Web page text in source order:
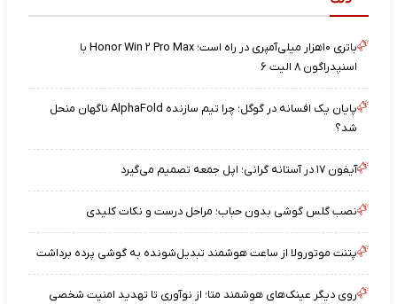
باتری ۱۰هزار میلی‌آمپری در راه است؛ Honor Win ۲ Pro Max با
اسنپدراگون ۸ الیت ۶
پایان یک افسانه در گوگل؛ چرا تیم سازنده AlphaFold ناگهان منحل
شد؟
آیفون ۱۷ در آستانه گرانی؛ اپل جمعه تصمیم می‌گیرد
نصب گلس گوشی بدون حباب؛ مراحل درست و نکات کلیدی
پتنت موتورولا از ساعت هوشمند تبدیل‌شونده به گوشی پرده برداشت
روی دیگر عینک‌های هوشمند متا؛ از نوآوری تا تهدید امنیت شخصی